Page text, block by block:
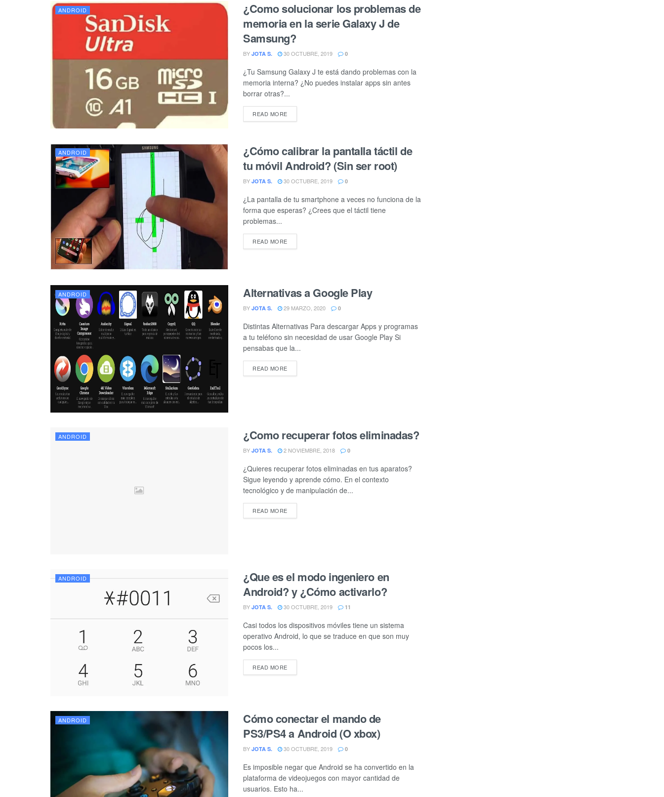
ANDROID
¿Como solucionar los problemas de
memoria en la serie Galaxy J de
Samsung?
BY JOTA S. 30 OCTUBRE, 2019 0
¿Tu Samsung Galaxy J te está dando problemas con la
memoria interna? ¿No puedes instalar apps sin antes
borrar otras?...
READ MOREDETAILS
ANDROID
¿Cómo calibrar la pantalla táctil de
tu móvil Android? (Sin ser root)
BY JOTA S. 30 OCTUBRE, 2019 0
¿La pantalla de tu smartphone a veces no funciona de la
forma que esperas? ¿Crees que el táctil tiene
problemas...
READ MOREDETAILS
ANDROID Alternativas a Google Play
BY JOTA S. 29 MARZO, 2020 0
Distintas Alternativas Para descargar Apps y programas
a tu teléfono sin necesidad de usar Google Play Si
pensabas que la...
READ MOREDETAILS
ANDROID ¿Como recuperar fotos eliminadas?
BY JOTA S. 2 NOVIEMBRE, 2018 0
¿Quieres recuperar fotos eliminadas en tus aparatos?
Sigue leyendo y aprende cómo. En el contexto
tecnológico y de manipulación de...
READ MOREDETAILS
ANDROID
¿Que es el modo ingeniero en
Android? y ¿Cómo activarlo?
BY JOTA S. 30 OCTUBRE, 2019 11
Casi todos los dispositivos móviles tiene un sistema
operativo Android, lo que se traduce en que son muy
pocos los...
READ MOREDETAILS
ANDROID
Cómo conectar el mando de
PS3/PS4 a Android (O xbox)
BY JOTA S. 30 OCTUBRE, 2019 0
Es imposible negar que Android se ha convertido en la
plataforma de videojuegos con mayor cantidad de
usuarios. Esto ha...